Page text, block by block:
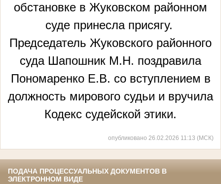
обстановке в Жуковском районном
суде принесла присягу.
Председатель Жуковского районного
суда Шапошник М.Н. поздравила
Пономаренко Е.В. со вступлением в
должность мирового судьи и вручила
Кодекс судейской этики.
опубликовано 26.02.2026 11:13 (МСК)
ПОДАЧА ПРОЦЕССУАЛЬНЫХ ДОКУМЕНТОВ В
ЭЛЕКТРОННОМ ВИДЕ